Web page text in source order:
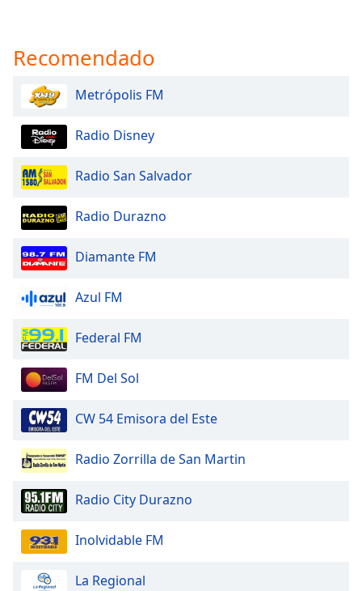
Recomendado
Metrópolis FM
Radio Disney
Radio San Salvador
Radio Durazno
Diamante FM
Azul FM
Federal FM
FM Del Sol
CW 54 Emisora del Este
Radio Zorrilla de San Martin
Radio City Durazno
Inolvidable FM
La Regional